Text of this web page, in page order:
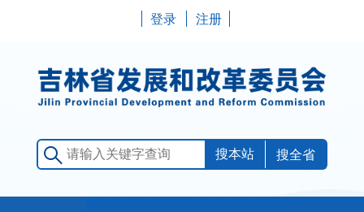
登录 注册
搜全省